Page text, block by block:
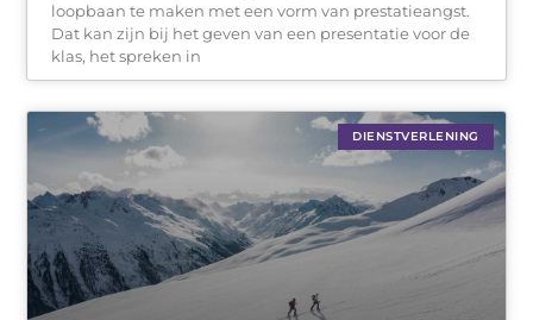
loopbaan te maken met een vorm van prestatieangst.
Dat kan zijn bij het geven van een presentatie voor de
klas, het spreken in
DIENSTVERLENING